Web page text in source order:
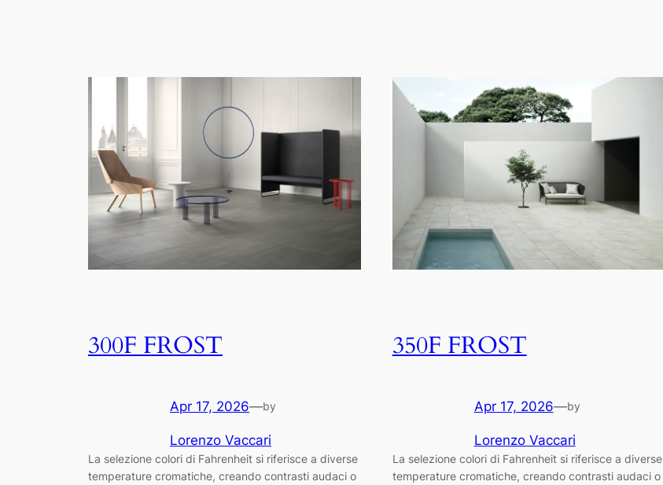
300F FROST
Apr 17, 2026—by
Lorenzo Vaccari
La selezione colori di Fahrenheit si riferisce a diverse
temperature cromatiche, creando contrasti audaci o
350F FROST
Apr 17, 2026—by
Lorenzo Vaccari
La selezione colori di Fahrenheit si riferisce a diverse
temperature cromatiche, creando contrasti audaci o